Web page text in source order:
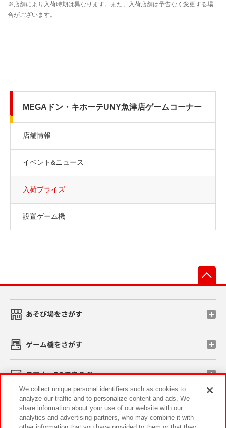
MEGAドン・キホーテUNY魚津店ゲームコーナー
店舗情報
イベント&ニュース
入荷プライズ
設置ゲーム機
あそび場をさがす
ゲーム機をさがす
スマホ・PCであそぶ
イベント・キャンペーン
We collect unique personal identifiers such as cookies to
analyze our traffic and to personalize content and ads. We
share information about your use of our website with our
analytics and advertising partners, who may combine it with